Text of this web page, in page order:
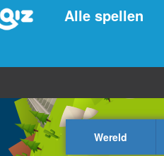
Alle spellen
Wereld